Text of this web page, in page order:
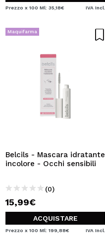
Prezzo x 100 Ml: 35,18€ IVA Incl.
Maquifarma
Belcils - Mascara idratante
incolore - Occhi sensibili
(0)
15,99€
ACQUISTARE
Prezzo x 100 Ml: 199,88€ IVA Incl.